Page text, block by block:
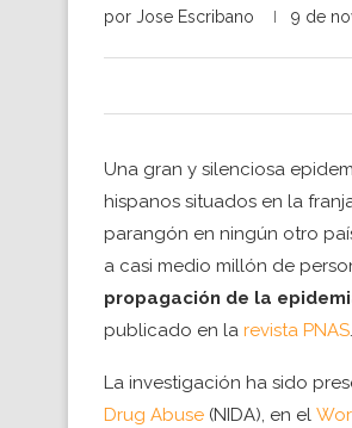
por Jose Escribano 9 de
Una gran y silenciosa
hispanos situados en la
parangón en ningún otro
a casi medio millón de
propagación de la
publicado en la revista PNAS.
La investigación ha sido
Drug Abuse (NIDA), en el